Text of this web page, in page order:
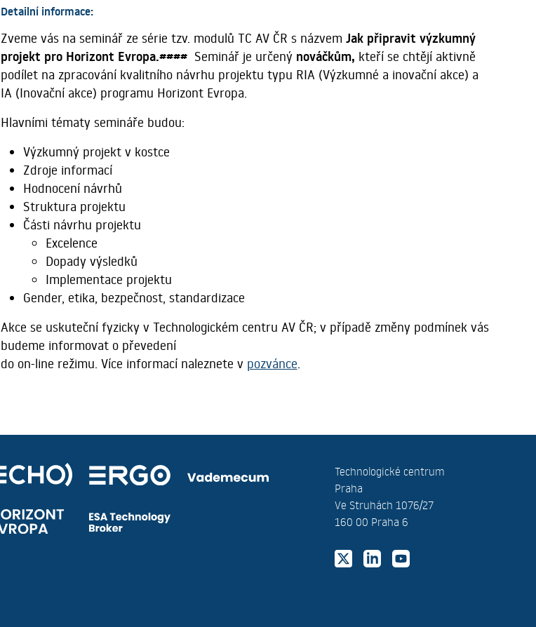
Detailní informace:
Zveme vás na seminář ze série tzv. modulů TC AV ČR s názvem Jak připravit výzkumný
projekt pro Horizont Evropa.#### Seminář je určený nováčkům, kteří se chtějí aktivně
podílet na zpracování kvalitního návrhu projektu typu RIA (Výzkumné a inovační akce) a
IA (Inovační akce) programu Horizont Evropa.
Hlavními tématy semináře budou:
Výzkumný projekt v kostce
Zdroje informací
Hodnocení návrhů
Struktura projektu
Části návrhu projektu
Excelence
Dopady výsledků
Implementace projektu
Gender, etika, bezpečnost, standardizace
Akce se uskuteční fyzicky v Technologickém centru AV ČR; v případě změny podmínek vás
budeme informovat o převedení
do on-line režimu. Více informací naleznete v pozvánce.
Technologické centrum
Praha
Ve Struhách 1076/27
160 00 Praha 6